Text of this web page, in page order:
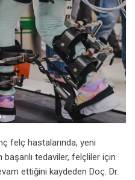
felç hastalarında, yeni
tedaviler, felçliler için
ettiğini kaydeden Doç. Dr.